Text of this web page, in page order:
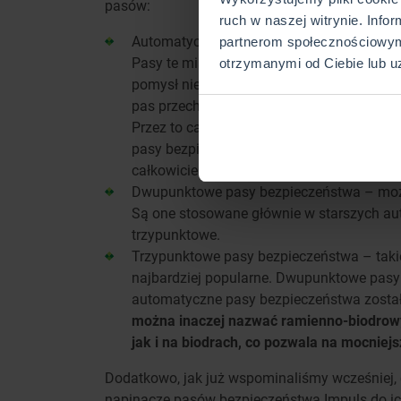
ruch w naszej witrynie.
partnerom
otrzymanymi od Ciebie lub
pasów:
Automatyczne pasy bezpieczeństwa –
Pasy te miały ułatwiać życie i zmuszać
pomysł nie okazał się tak dobry, jak
pas przechodzący przez klatkę piersiową.
Przez to cała konstrukcja była mniej
pasy bezpieczeństwa nie przyjęły się tak
całkowicie zniknęły z rynku.
Dwupunktowe pasy bezpieczeństwa –
Są one stosowane głównie w starszych
trzypunktowe.
Trzypunktowe pasy bezpieczeństwa –
najbardziej popularne. Dwupunktowe
automatyczne pasy bezpieczeństwa
można inaczej nazwać ramienno-
jak i na biodrach, co pozwala na
Dodatkowo, jak już wspominaliśmy